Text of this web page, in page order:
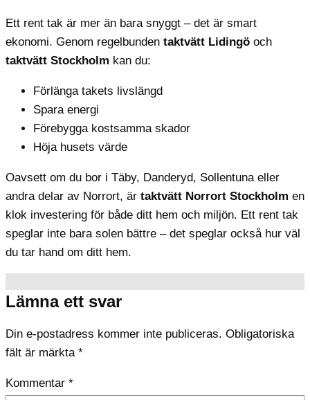
Ett rent tak är mer än bara snyggt – det är smart
ekonomi. Genom regelbunden taktvätt Lidingö och
taktvätt Stockholm kan du:
Förlänga takets livslängd
Spara energi
Förebygga kostsamma skador
Höja husets värde
Oavsett om du bor i Täby, Danderyd, Sollentuna eller
andra delar av Norrort, är taktvätt Norrort Stockholm en
klok investering för både ditt hem och miljön. Ett rent tak
speglar inte bara solen bättre – det speglar också hur väl
du tar hand om ditt hem.
Lämna ett svar
Din e-postadress kommer inte publiceras. Obligatoriska
fält är märkta *
Kommentar *